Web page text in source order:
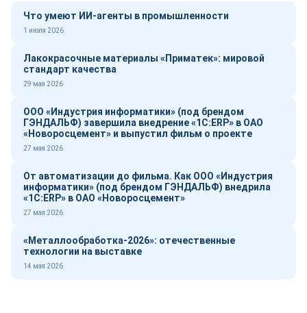
Что умеют ИИ-агенты в промышленности
1 июля 2026
Лакокрасочные материалы «Приматек»: мировой
стандарт качества
29 мая 2026
ООО «Индустрия информатики» (под брендом
ГЭНДАЛЬФ) завершила внедрение «1С:ERP» в ОАО
«Новоросцемент» и выпустил фильм о проекте
27 мая 2026
От автоматизации до фильма. Как ООО «Индустрия
информатики» (под брендом ГЭНДАЛЬФ) внедрила
«1С:ERP» в ОАО «Новоросцемент»
27 мая 2026
«Металлообработка-2026»: отечественные
технологии на выставке
14 мая 2026